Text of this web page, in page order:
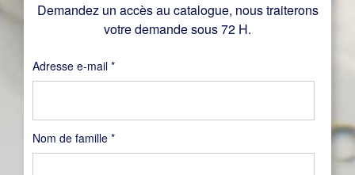
Nom de famille *
Demandez un accès au catalogue, nous traiterons
votre demande sous 72 H.
Adresse e-mail *Obligatoire